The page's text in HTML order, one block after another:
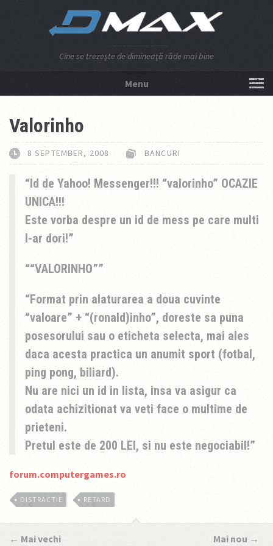
Cine se trezeşte de dimineaţă râde mai bine
Menu
Valorinho
8 SEPTEMBER, 2008 BANCURI
Id de Yahoo! Messenger!!! “valorinho” OCAZIE
UNICA!!!
Este vorba despre un id de mess pe care multi
l-ar dori!
“VALORINHO”
Format prin alaturarea a doua cuvinte
“valoare” + “(ronald)inho”, doreste sa puna
posesorului sau o eticheta selecta, mai ales
daca acesta practica un anumit sport (fotbal,
ping pong, biliard).
Nu are nici un id in lista, insa va asigur ca
odata achizitionat va veti face o multime de
prieteni.
Pretul este de 200 LEI, si nu este negociabil!
forum.computergames.ro
DISTRACTIE RETARD
← Mai vechi Mai nou →